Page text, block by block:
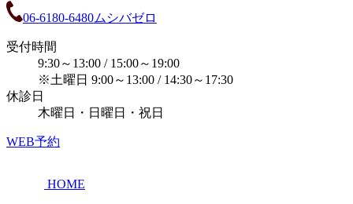
06-6180-6480ムシバゼロ
受付時間
9:30～13:00 / 15:00～19:00
※土曜日 9:00～13:00 / 14:30～17:30
休診日
木曜日・日曜日・祝日
WEB予約
HOME